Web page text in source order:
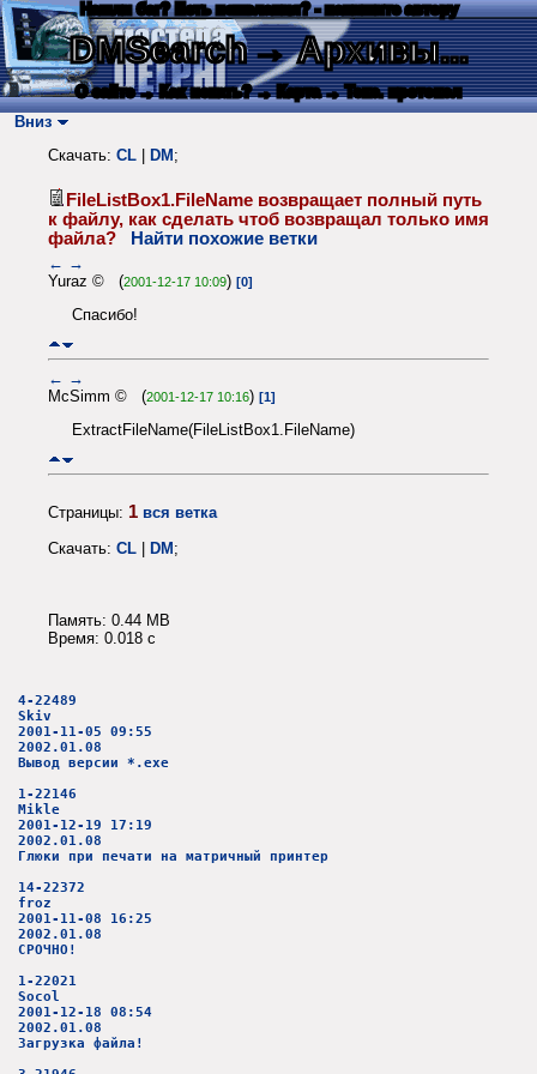
Нашли баг? Есть пожелания? - напишите автору
DMSearch→ Архивы...
О сайте → Как искать? → Карта → Текс. протокол
Вниз
Скачать: CL DM ;
FileListBox1.FileName возвращает полный путь
к файлу, как сделать чтоб возвращал только имя
файла?
Найти похожие ветки
← →
Yuraz © (2001-12-17 10:09) [0]
Спасибо!
← →
McSimm © (2001-12-17 10:16) [1]
ExtractFileName(FileListBox1.FileName)
Страницы: 1 вся ветка
Скачать: CL DM ;
Память: 0.44 MB
Время: 0.018 c
4-22489
Skiv
2001-11-05 09:55
2002.01.08
Вывод версии *.exe
1-22146
Mikle
2001-12-19 17:19
2002.01.08
Глюки при печати на матричный принтер
14-22372
froz
2001-11-08 16:25
2002.01.08
СРОЧНО!
1-22021
Socol
2001-12-18 08:54
2002.01.08
Загрузка файла!